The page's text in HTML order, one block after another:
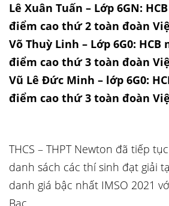
Lê Xuân Tuấn – Lớp 6GN:
điểm cao thứ 2 toàn đoàn
Võ Thuỳ Linh – Lớp 6G0: HCB
điểm cao thứ 3 toàn đoàn
Vũ Lê Đức Minh – lớp 6G0:
điểm cao thứ 3 toàn đoàn
THCS – THPT Newton đã tiếp
danh sách các thí sinh đạt giải
danh giá bậc nhất IMSO 2021
Bạc